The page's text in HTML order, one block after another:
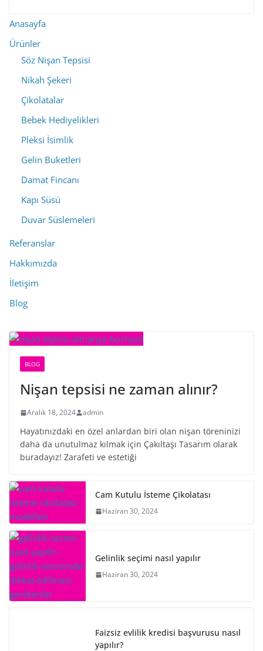
Anasayfa
Ürünler
Söz Nişan Tepsisi
Nikah Şekeri
Çikolatalar
Bebek Hediyelikleri
Pleksi İsimlik
Gelin Buketleri
Damat Fincanı
Kapı Süsü
Duvar Süslemeleri
Referanslar
Hakkımızda
İletişim
Blog
BLOG
Nişan tepsisi ne zaman alınır?
Aralık 18, 2024 admin
Hayatınızdaki en özel anlardan biri olan nişan töreninizi
daha da unutulmaz kılmak için Çakıltaşı Tasarım olarak
buradayız! Zarafeti ve estetiği
Cam Kutulu İsteme Çikolatası
Haziran 30, 2024
Gelinlik seçimi nasıl yapılır
Haziran 30, 2024
Faizsiz evlilik kredisi başvurusu nasıl
yapılır?